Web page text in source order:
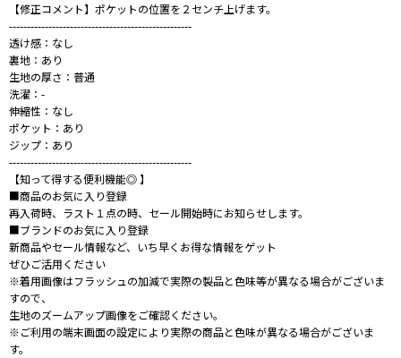
【修正コメント】ポケットの位置を２センチ上げます。
---------------------------------------------------
透け感：なし
裏地：あり
生地の厚さ：普通
洗濯：-
伸縮性：なし
ポケット：あり
ジップ：あり
---------------------------------------------------
【知って得する便利機能◎ 】
■商品のお気に入り登録
再入荷時、ラスト１点の時、セール開始時にお知らせします。
■ブランドのお気に入り登録
新商品やセール情報など、いち早くお得な情報をゲット
ぜひご活用ください
※着用画像はフラッシュの加減で実際の製品と色味等が異なる場合がございま
すので、
生地のズームアップ画像をご確認ください。
※ご利用の端末画面の設定により実際の商品と色味が異なる場合がございま
す。